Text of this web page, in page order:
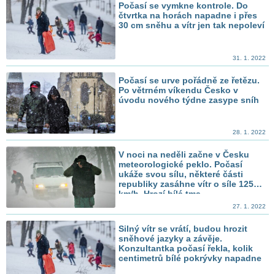
Počasí se vymkne kontrole. Do
čtvrtka na horách napadne i přes
30 cm sněhu a vítr jen tak nepoleví
31. 1. 2022
Počasí se urve pořádně ze řetězu.
Po větrném víkendu Česko v
úvodu nového týdne zasype sníh
28. 1. 2022
V noci na neděli začne v Česku
meteorologické peklo. Počasí
ukáže svou sílu, některé části
republiky zasáhne vítr o síle 125
km/h. Hrozí bílá tma
27. 1. 2022
Silný vítr se vrátí, budou hrozit
sněhové jazyky a závěje.
Konzultantka počasí řekla, kolik
centimetrů bílé pokrývky napadne